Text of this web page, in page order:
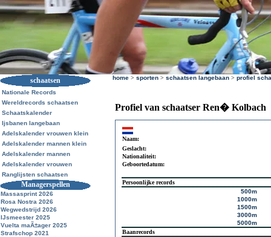
schaatsen
Nationale Records
Wereldrecords schaatsen
Schaatskalender
Ijsbanen langebaan
Adelskalender vrouwen klein
Adelskalender mannen klein
Adelskalender mannen
Adelskalender vrouwen
Ranglijsten schaatsen
Managerspellen
Massasprint 2026
Rosa Nostra 2026
Wegwedstrijd 2026
IJsmeester 2025
Vuelta maÃ±ager 2025
Strafschop 2021
home > sporten > schaatsen langebaan > profiel
Profiel van schaatser Ren� Kolbach
Naam:
Geslacht:
Nationaliteit:
Geboortedatum:
Persoonlijke records
500m
1000m
1500m
3000m
5000m
Baanrecords